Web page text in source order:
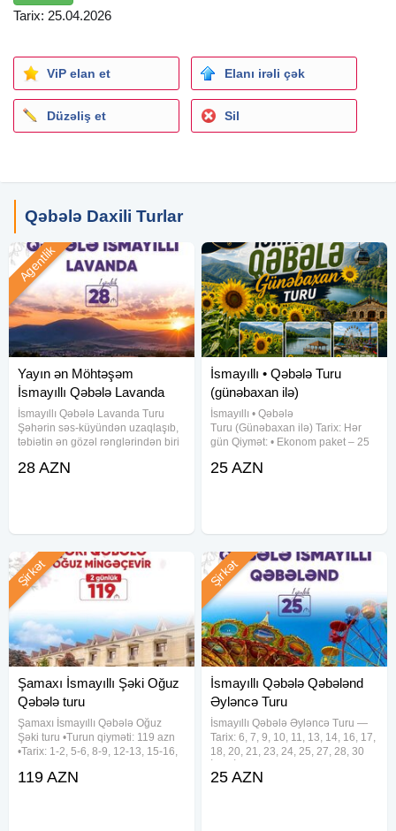
Səhər yeməkləri
Qiymət:
149 AZN-dən başlayan qiymətlərlə
İndi yaz, yerini bron et!
Burda qiymete daxildir
Seher yemeyi 2 gün
Otel
Spa
Komfortlu neqliyyat
Alpaka bilet
Kanat bilet
Canlı musiqi
Ve hediyeler
Şəhərdən Qaçış Vaxtıdır! Qəbələyə Gedirik. Bu Həftəsonu
Sıradan Olmasın. Ən Yaxşı Weekend Planı Buradadır.
Dostluq – Hamısı Bir Turda. Weekend Mood ON – Qəbələ
Tarix: 25.04.2026
ViP elan et Elanı irəli çək
Düzəliş et Sil
Qəbələ Daxili Turlar
Yayın ən Möhtəşəm
İsmayıllı Qəbələ Lavanda
turu
İsmayıllı Qəbələ Lavanda Turu
Şəhərin səs-küyündən uzaqlaşıb,
təbiətin ən gözəl rənglərindən biri
düşməyə hazırsınız? Bu
Agentlik
28 AZN
İsmayıllı • Qəbələ Turu
(günəbaxan ilə)
İsmayıllı • Qəbələ
Turu (Günəbaxan ilə) Tarix: Hər
gün Qiymət: • Ekonom paket – 25
(səhər yeməyi daxil) Qiymətə
25 AZN
Şamaxı İsmayıllı Şəki Oğuz
Qəbələ turu
Şamaxı İsmayıllı Qəbələ Oğuz
Şəki turu •Turun qiyməti: 119 azn
•Tarix: 1-2, 5-6, 8-9, 12-13, 15-16,
✓Qiymətə daxildir: - Komfortlu
Şirkət
119 AZN
İsmayıllı Qəbələ Qəbələnd
Əyləncə Turu
İsmayıllı Qəbələ Əyləncə Turu —
Tarix: 6, 7, 9, 10, 11, 13, 14, 16, 17,
18, 20, 21, 23, 24, 25, 27, 28, 30
həftəsonu tarixlərdə — Qiymət:
Şirkət
25 AZN